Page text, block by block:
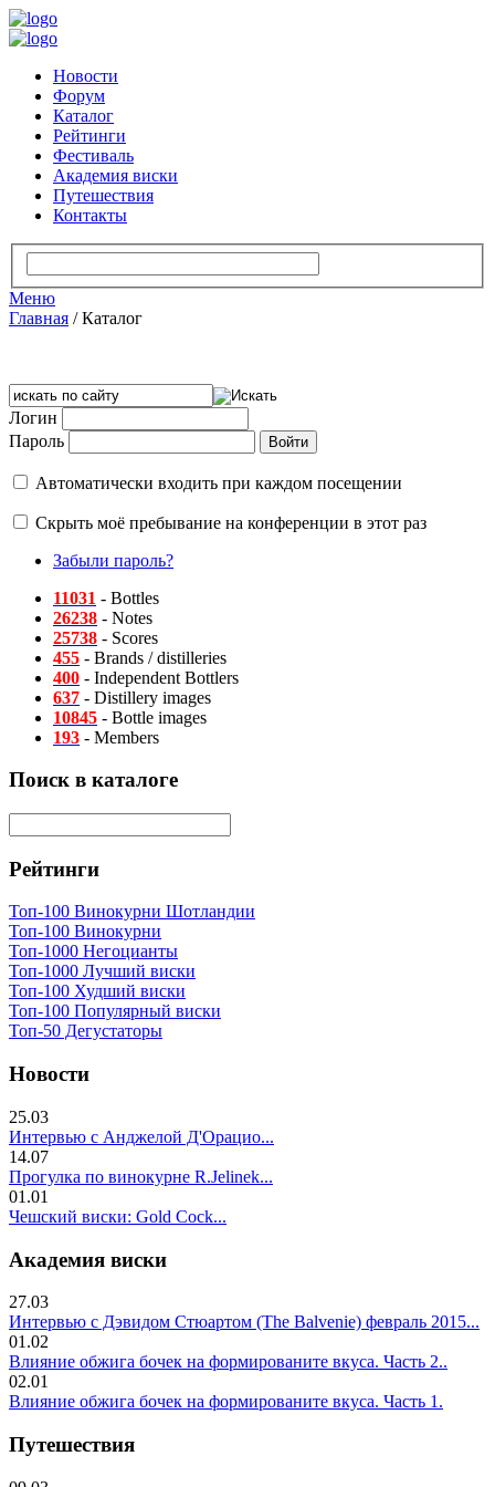
Новости
Форум
Каталог
Рейтинги
Фестиваль
Академия виски
Путешествия
Контакты
Меню
Главная /Каталог
Логин
Пароль
Автоматически входить при каждом посещении
Скрыть моё пребывание на конференции в этот раз
Забыли пароль?
11031 - Bottles
26238 - Notes
25738 - Scores
455 - Brands / distilleries
400 - Independent Bottlers
637 - Distillery images
10845 - Bottle images
193 - Members
Поиск в каталоге
Рейтинги
Топ-100 Винокурни Шотландии
Топ-100 Винокурни
Топ-1000 Негоцианты
Топ-1000 Лучший виски
Топ-100 Худший виски
Топ-100 Популярный виски
Топ-50 Дегустаторы
Новости
25.03
Интервью с Анджелой Д'Орацио...
14.07
Прогулка по винокурне R.Jelinek...
01.01
Чешский виски: Gold Cock...
Академия виски
27.03
Интервью с Дэвидом Стюартом (The Balvenie) февраль 2015...
01.02
Влияние обжига бочек на формированите вкуса. Часть 2..
02.01
Влияние обжига бочек на формированите вкуса. Часть 1.
Путешествия